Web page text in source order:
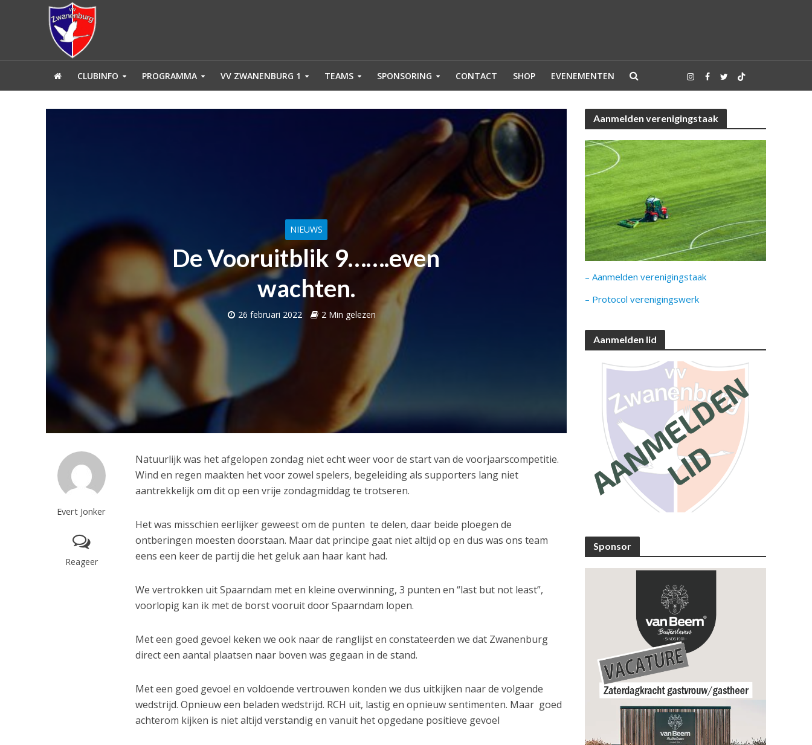
CLUBINFO PROGRAMMA VV ZWANENBURG 1 TEAMS SPONSORING CONTACT SHOP EVENEMENTEN
NIEUWS
De Vooruitblik 9…….even
wachten.
26 februari 2022 2 Min gelezen
Evert Jonker
Reageer
Natuurlijk was het afgelopen zondag niet echt weer voor de start van de voorjaarscompetitie.
Wind en regen maakten het voor zowel spelers, begeleiding als supporters lang niet
aantrekkelijk om dit op een vrije zondagmiddag te trotseren.
Het was misschien eerlijker geweest om de punten te delen, daar beide ploegen de
ontberingen moesten doorstaan. Maar dat principe gaat niet altijd op en dus was ons team
eens een keer de partij die het geluk aan haar kant had.
We vertrokken uit Spaarndam met en kleine overwinning, 3 punten en “last but not least”,
voorlopig kan ik met de borst vooruit door Spaarndam lopen.
Met een goed gevoel keken we ook naar de ranglijst en constateerden we dat Zwanenburg
direct een aantal plaatsen naar boven was gegaan in de stand.
Met een goed gevoel en voldoende vertrouwen konden we dus uitkijken naar de volgende
wedstrijd. Opnieuw een beladen wedstrijd. RCH uit, lastig en opnieuw sentimenten. Maar goed
achterom kijken is niet altijd verstandig en vanuit het opgedane positieve gevoel
Aanmelden verenigingstaak
– Aanmelden verenigingstaak
– Protocol verenigingswerk
Aanmelden lid
Sponsor